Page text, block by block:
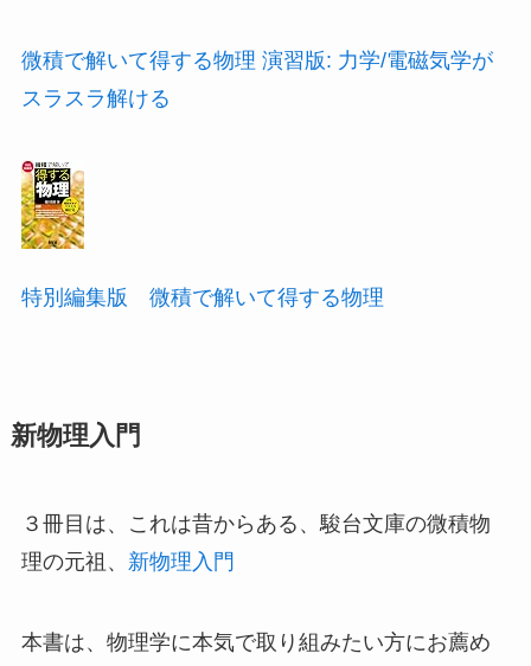
微積で解いて得する物理 演習版: 力学/電磁気学が
スラスラ解ける
特別編集版 微積で解いて得する物理
新物理入門
３冊目は、これは昔からある、駿台文庫の微積物
理の元祖、 新物理入門
本書は、物理学に本気で取り組みたい方にお薦め